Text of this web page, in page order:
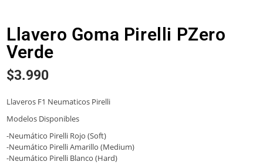
Llavero Goma Pirelli PZero
Verde
$3.990
Llaveros F1 Neumaticos Pirelli
Modelos Disponibles
-Neumático Pirelli Rojo (Soft)
-Neumático Pirelli Amarillo (Medium)
-Neumático Pirelli Blanco (Hard)